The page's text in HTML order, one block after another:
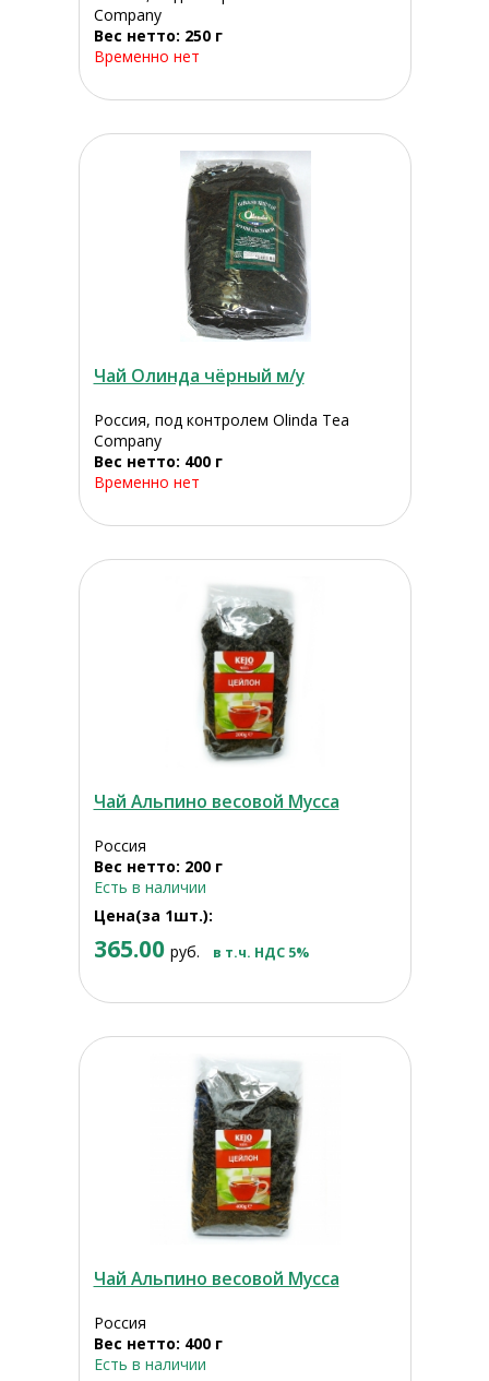
Company
Вес нетто: 250 г
Временно нет
Чай Олинда чёрный м/у
Россия, под контролем Olinda Tea
Company
Вес нетто: 400 г
Временно нет
Чай Альпино весовой Мусса
Россия
Вес нетто: 200 г
Есть в наличии
Цена(за 1шт.):
365.00 руб. в т.ч. НДС 5%
Чай Альпино весовой Мусса
Россия
Вес нетто: 400 г
Есть в наличии